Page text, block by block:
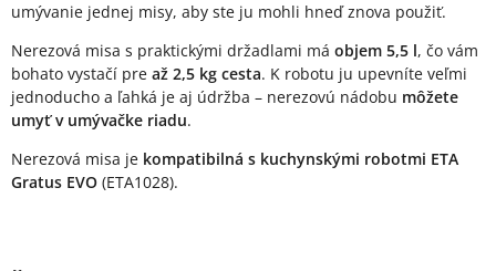
umývanie jednej misy, aby ste ju mohli hneď znova použiť.
Nerezová misa s praktickými držadlami má objem 5,5 l, čo vám
bohato vystačí pre až 2,5 kg cesta. K robotu ju upevníte veľmi
jednoducho a ľahká je aj údržba – nerezovú nádobu môžete
umyť v umývačke riadu.
Nerezová misa je kompatibilná s kuchynskými robotmi ETA
Gratus EVO (ETA1028).